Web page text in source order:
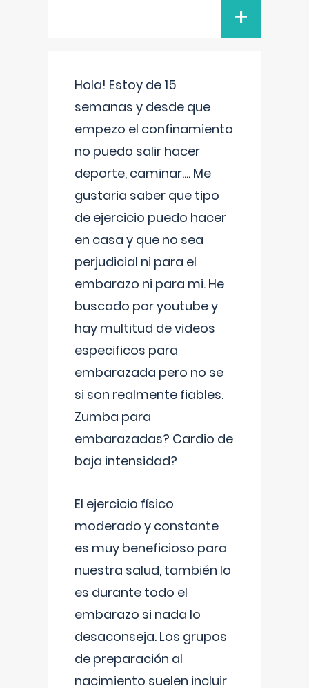
+
Hola! Estoy de 15
semanas y desde que
empezo el confinamiento
no puedo salir hacer
deporte, caminar.... Me
gustaria saber que tipo
de ejercicio puedo hacer
en casa y que no sea
perjudicial ni para el
embarazo ni para mi. He
buscado por youtube y
hay multitud de videos
especificos para
embarazada pero no se
si son realmente fiables.
Zumba para
embarazadas? Cardio de
baja intensidad?
El ejercicio físico
moderado y constante
es muy beneficioso para
nuestra salud, también lo
es durante todo el
embarazo si nada lo
desaconseja. Los grupos
de preparación al
nacimiento suelen incluir